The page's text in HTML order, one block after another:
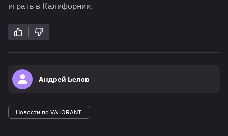
играть в Калифорнии.
Андрей Белов
Новости по VALORANT